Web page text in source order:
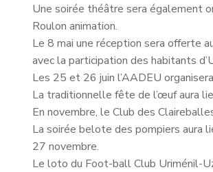
Une soirée théâtre sera également
Roulon animation.
Le 8 mai une réception sera offerte
avec la participation des habitants
Les 25 et 26 juin l’AADEU
La traditionnelle fête de l’œuf aura
En novembre, le Club des
La soirée belote des pompiers aura
27 novembre.
Le loto du Foot-ball Club Uriménil-